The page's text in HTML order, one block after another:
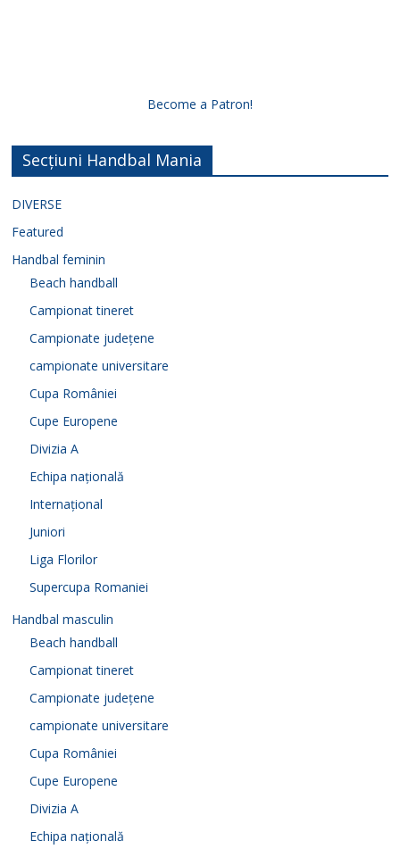
Become a Patron!
Secțiuni Handbal Mania
DIVERSE
Featured
Handbal feminin
Beach handball
Campionat tineret
Campionate județene
campionate universitare
Cupa României
Cupe Europene
Divizia A
Echipa națională
Internațional
Juniori
Liga Florilor
Supercupa Romaniei
Handbal masculin
Beach handball
Campionat tineret
Campionate județene
campionate universitare
Cupa României
Cupe Europene
Divizia A
Echipa națională